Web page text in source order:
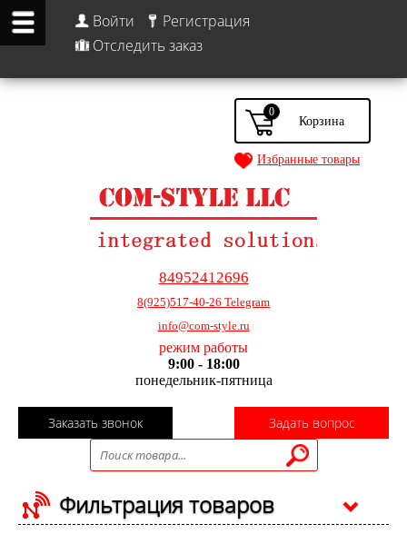
Войти
Регистрация
Отследить заказ
84952412696
8(925)517-40-26 Telegram
info@com-style.ru
режим работы
9:00 - 18:00
понедельник-пятница
Заказать звонок Задать вопрос
0
Избранные товары
Фильтрация товаров